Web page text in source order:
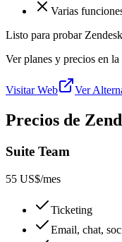
Varias
Listo para probar
Ver planes y precios en
Visitar Web Ver
Precios de
Suite Team
55 US$/mes
Ticketing
Email, chat,